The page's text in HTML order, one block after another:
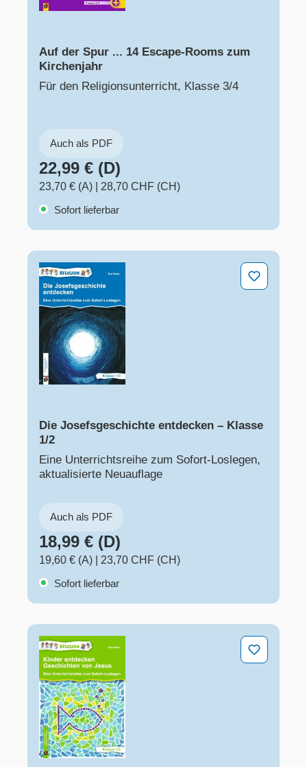
Auf der Spur ... 14 Escape-Rooms zum
Kirchenjahr
Für den Religionsunterricht, Klasse 3/4
Auch als PDF
22,99 € (D)
23,70 € (A)
28,70 CHF (CH)
Sofort lieferbar
Die Josefsgeschichte entdecken – Klasse 1/2
Die Josefsgeschichte entdecken – Klasse
1/2
Eine Unterrichtsreihe zum Sofort-Loslegen,
aktualisierte Neuauflage
Auch als PDF
18,99 € (D)
19,60 € (A)
23,70 CHF (CH)
Sofort lieferbar
Kinder entdecken Geschichten von Jesus – Klasse 1/2